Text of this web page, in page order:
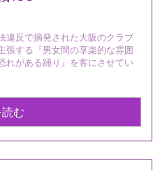
違反で摘発された大阪のクラブ
張する『男女間の享楽的な雰囲
れがある踊り』を客にさせてい
む